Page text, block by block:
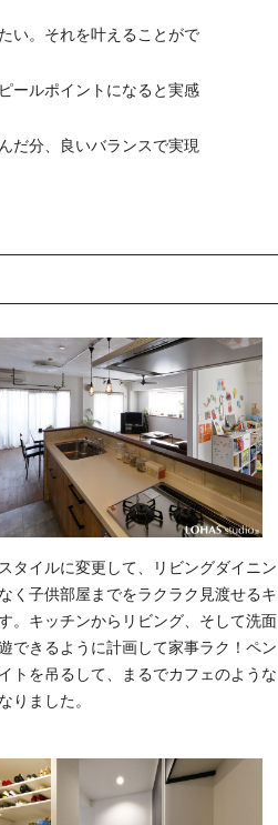
い。それを叶えることがで
ールポイントになると実感
だ分、良いバランスで実現
タイルに変更して、リビングダイニン
く子供部屋までをラクラク見渡せるキ
。キッチンからリビング、そして洗面
できるように計画して家事ラク！ペン
トを吊るして、まるでカフェのような
りました。